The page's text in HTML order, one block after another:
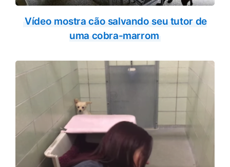
Vídeo mostra cão salvando seu tutor de
uma cobra-marrom